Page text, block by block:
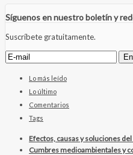
Síguenos en nuestro boletín y
Suscríbete gratuitamente.
Lo más leído
Lo último
Comentarios
Tags
Efectos, causas y soluciones
Cumbres medioambientales y